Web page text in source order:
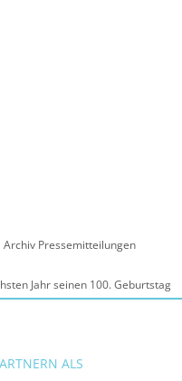
Archiv Pressemitteilungen
Jahr seinen 100. Geburtstag
ALS